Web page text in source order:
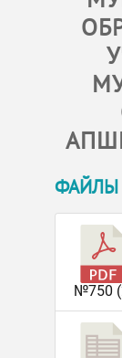
ФАЙЛЫ
№750